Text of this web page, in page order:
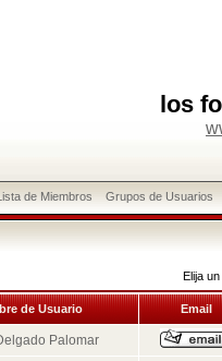
los
de Miembros Grupos de Usuarios
Elija
de Usuario Email
Palomar